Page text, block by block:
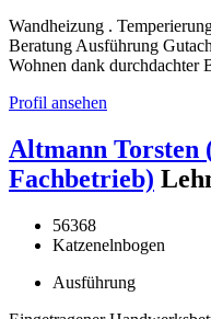
Wandheizung .
Beratung Ausführung
Wohnen dank durchdachter
Profil ansehen
Altmann
Fachbetrieb)
56368
Katzenelnbogen
Ausführung